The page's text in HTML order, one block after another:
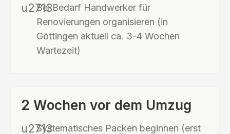
Bei Bedarf Handwerker für
Renovierungen organisieren (in
Göttingen aktuell ca. 3-4 Wochen
Wartezeit)
2 Wochen vor dem Umzug
Systematisches Packen beginnen (erst